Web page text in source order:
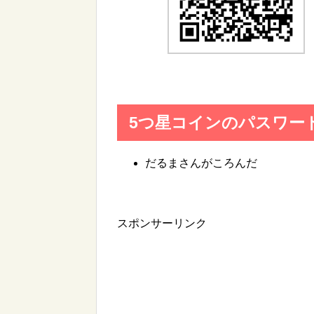
5つ星コインのパスワー
だるまさんがころんだ
スポンサーリンク